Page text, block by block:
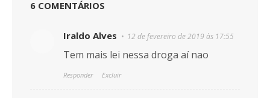
6 COMENTÁRIOS
Iraldo Alves 12 de fevereiro de 2019 às 17:55
Tem mais lei nessa droga aí nao
Responder Excluir